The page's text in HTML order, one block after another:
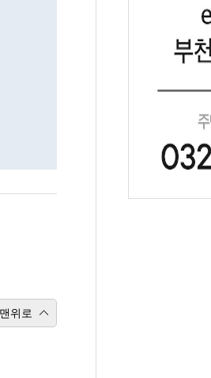
맨위로